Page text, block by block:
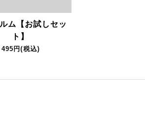
ム【お試しセッ
ト】
495円(税込)